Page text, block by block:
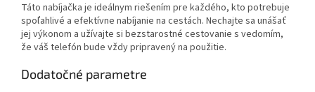
Táto nabíjačka je ideálnym riešením pre každého, kto potrebuje
spoľahlivé a efektívne nabíjanie na cestách. Nechajte sa unášať
jej výkonom a užívajte si bezstarostné cestovanie s vedomím,
že váš telefón bude vždy pripravený na použitie.
Dodatočné parametre